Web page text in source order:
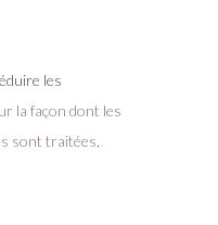
les
la façon dont les
sont traitées.